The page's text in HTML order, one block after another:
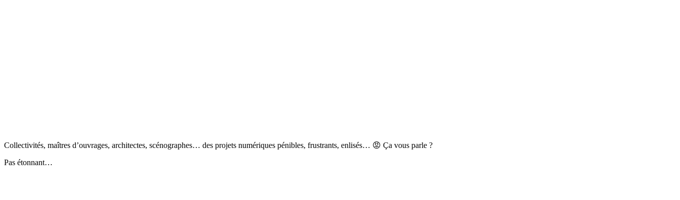
Collectivités, maîtres d’ouvrages, architectes, scénographes… des projets numériques pénibles, frustrants, enlisés… 😡 Ça vous parle ?
Pas étonnant…